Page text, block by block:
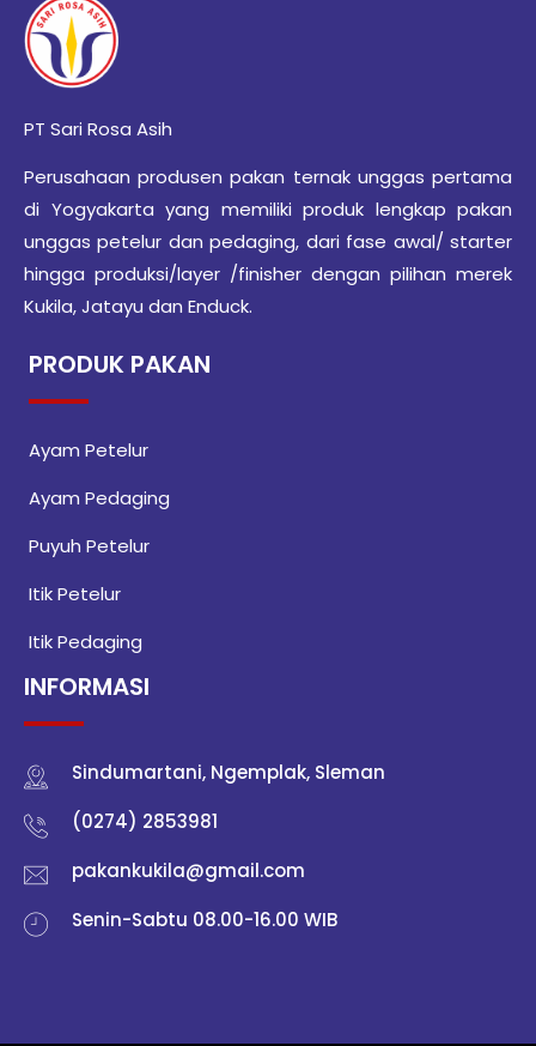
PT Sari Rosa Asih
Perusahaan produsen pakan ternak unggas pertama
di Yogyakarta yang memiliki produk lengkap pakan
unggas petelur dan pedaging, dari fase awal/ starter
hingga produksi/layer /finisher dengan pilihan merek
Kukila, Jatayu dan Enduck.
PRODUK PAKAN
Ayam Petelur
Ayam Pedaging
Puyuh Petelur
Itik Petelur
Itik Pedaging
INFORMASI
Sindumartani, Ngemplak, Sleman
(0274) 2853981
pakankukila@gmail.com
Senin-Sabtu 08.00-16.00 WIB